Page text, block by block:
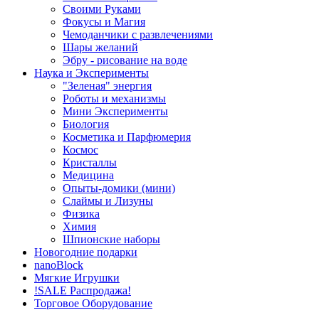
Своими Руками
Фокусы и Магия
Чемоданчики с развлечениями
Шары желаний
Эбру - рисование на воде
Наука и Эксперименты
"Зеленая" энергия
Роботы и механизмы
Мини Эксперименты
Биология
Косметика и Парфюмерия
Космос
Кристаллы
Медицина
Опыты-домики (мини)
Слаймы и Лизуны
Физика
Химия
Шпионские наборы
Новогодние подарки
nanoBlock
Мягкие Игрушки
!SALE Распродажа!
Торговое Оборудование